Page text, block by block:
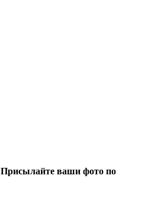
Присылайте ваши фото по